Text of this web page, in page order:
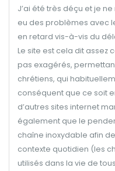
J’ai été très déçu et je
eu des problèmes avec
en retard vis-à-vis du
Le site est cela dit assez
pas exagérés,
chrétiens, qui
conséquent que ce soit
d’autres sites internet
également que le
chaîne inoxydable afin
contexte quotidien (les
utilisés dans la vie de